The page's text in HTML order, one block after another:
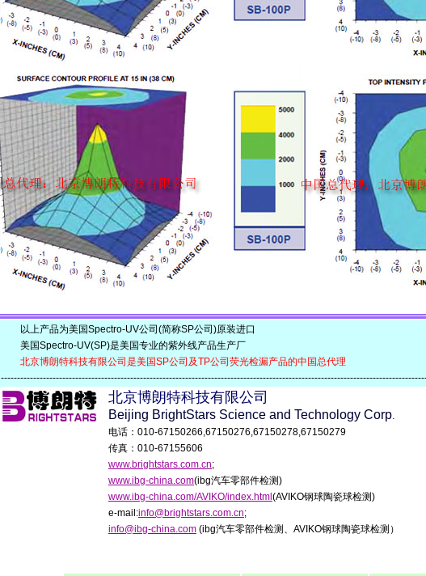
以上产品为美国Spectro-UV公司(简称SP公司)原装进口
美国Spectro-UV(SP)是美国专业的紫外线产品生产厂
北京博朗特科技有限公司是美国SP公司及TP公司荧光检漏产品的中国总代理
北京博朗特科技有限公司
Beijing BrightStars Science and Technology Corp.
电话：010-67150266,67150276,67150278,67150279
传真：010-67155606
www.brightstars.com.cn;
www.ibg-china.com(ibg汽车零部件检测)
www.ibg-china.com/AVIKO/index.html (AVIKO钢球陶瓷球检测)
e-mail:info@brightstars.com.cn;
info@ibg-china.com (ibg汽车零部件检测、AVIKO钢球陶瓷球检测）